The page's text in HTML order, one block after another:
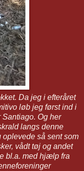
Da jeg i efteråret
løb jeg først ind i
Santiago. Og her
langs denne
så sent som
vådt tøj og andet
bl.a. med hjælp fra